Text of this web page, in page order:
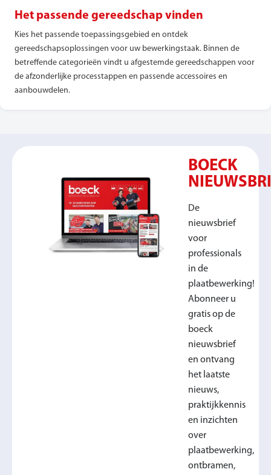
Het passende gereedschap vinden
Kies het passende toepassingsgebied en ontdek
gereedschapsoplossingen voor uw bewerkingstaak. Binnen de
betreffende categorieën vindt u afgestemde gereedschappen voor
de afzonderlijke processtappen en passende accessoires en
aanbouwdelen.
BOECK
De
nieuwsbrief
voor
professionals
in de
plaatbewerking!
Abonneer u
gratis op de
boeck
nieuwsbrief
en ontvang
het laatste
nieuws,
praktijkkennis
en inzichten
over
plaatbewerking,
ontbramen,